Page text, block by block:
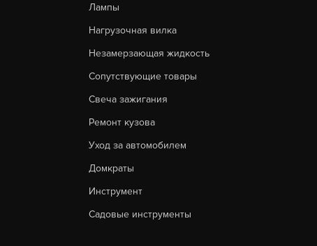
Лампы
Нагрузочная вилка
Незамерзающая жидкость
Сопутствующие товары
Свеча зажигания
Ремонт кузова
Уход за автомобилем
Домкраты
Инструмент
Садовые инструменты